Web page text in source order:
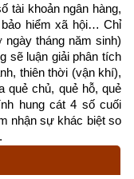
gì ?
Thần Phật, Thánh
Ví dụ: Kinh Phật,
triển của mọi sinh
nguyên cho đến lúc
cái mà Lão Tử gọi
tài khoản ngân hàng,
hiểm xã hội… Chỉ
tháng năm sinh)
sẽ luận giải phân tích
thiên thời (vận khí),
quẻ chủ, quẻ hỗ, quẻ
hung cát 4 số cuối
nhận sự khác biệt so